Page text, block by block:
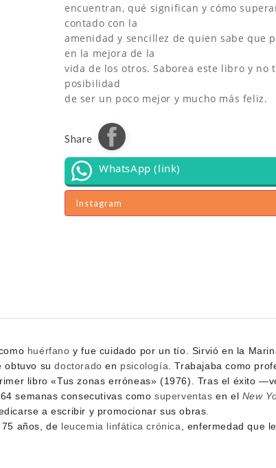
encuentran, qué significan y cómo
contado con la
amenidad y sencillez de quien sabe que
en la mejora de la
vida de los otros. Saborea este libro y no
posibilidad
de ser un poco mejor y mucho más feliz.
Share
WhatsApp (link)
Instagram
huérfano y fue cuidado por un tío. Sirvió en la
obtuvo sudoctorado en psicología . Trabajaba como
libro «Tus zonas erróneas» (1976). Tras el éxito
semanas consecutivas como superventas en el New
a escribir y promocionar sus obras.
años, de leucemia linfática crónica
, enfermedad que